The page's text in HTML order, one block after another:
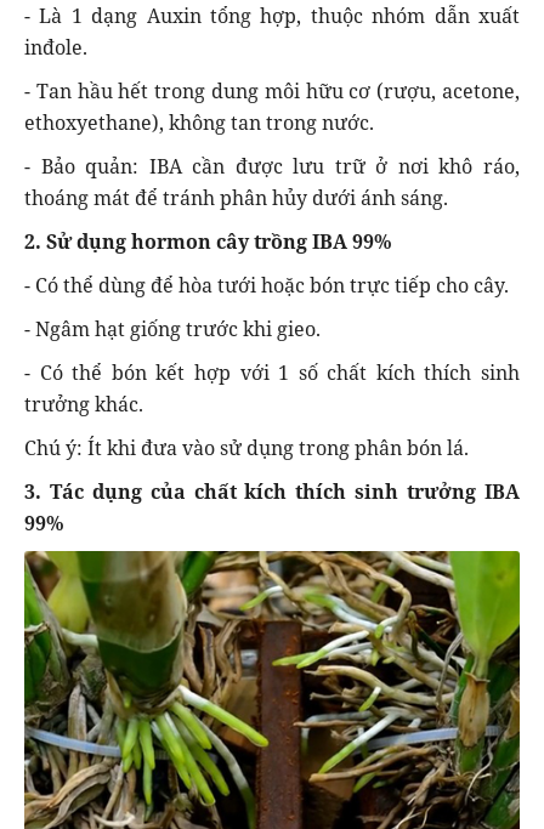
- Là 1 dạng Auxin tổng hợp, thuộc nhóm dẫn xuất
inđole.
- Tan hầu hết trong dung môi hữu cơ (rượu, acetone,
ethoxyethane), không tan trong nước.
- Bảo quản: IBA cần được lưu trữ ở nơi khô ráo,
thoáng mát để tránh phân hủy dưới ánh sáng.
2. Sử dụng hormon cây trồng IBA 99%
- Có thể dùng để hòa tưới hoặc bón trực tiếp cho cây.
- Ngâm hạt giống trước khi gieo.
- Có thể bón kết hợp với 1 số chất kích thích sinh
trưởng khác.
Chú ý: Ít khi đưa vào sử dụng trong phân bón lá.
3. Tác dụng của chất kích thích sinh trưởng IBA
99%